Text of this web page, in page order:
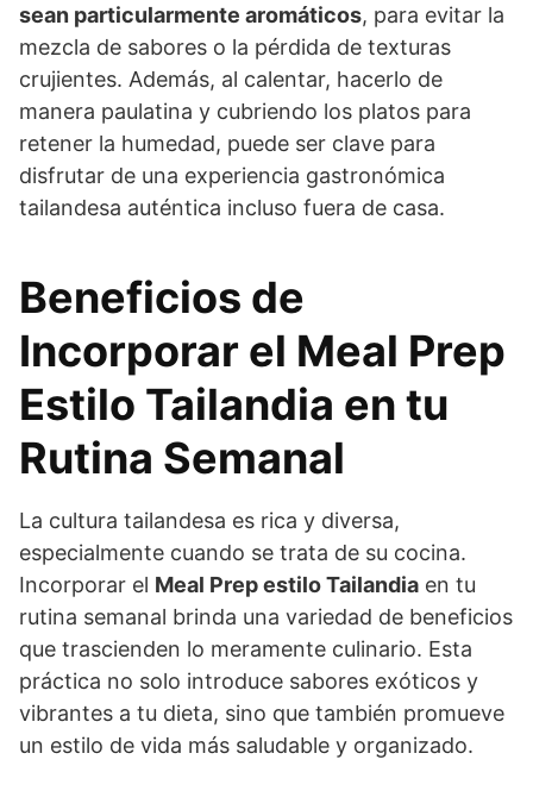
sean particularmente aromáticos, para evitar la
mezcla de sabores o la pérdida de texturas
crujientes. Además, al calentar, hacerlo de
manera paulatina y cubriendo los platos para
retener la humedad, puede ser clave para
disfrutar de una experiencia gastronómica
tailandesa auténtica incluso fuera de casa.
Beneficios de
Incorporar el Meal Prep
Estilo Tailandia en tu
Rutina Semanal
La cultura tailandesa es rica y diversa,
especialmente cuando se trata de su cocina.
Incorporar el Meal Prep estilo Tailandia en tu
rutina semanal brinda una variedad de beneficios
que trascienden lo meramente culinario. Esta
práctica no solo introduce sabores exóticos y
vibrantes a tu dieta, sino que también promueve
un estilo de vida más saludable y organizado.